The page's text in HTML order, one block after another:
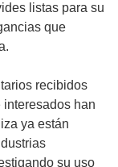
listas para su
que
recibidos
interesados han
ya están
su uso